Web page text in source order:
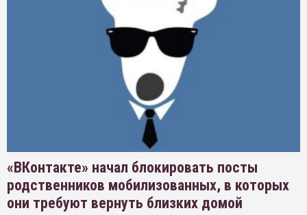
«ВКонтакте» начал блокировать посты
родственников мобилизованных, в которых
они требуют вернуть близких домой